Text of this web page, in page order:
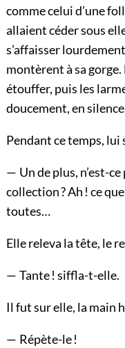
comme celui d’une
allaient céder sous
s’affaisser
montèrent à sa
étouffer, puis les
doucement, en
Pendant ce temps, lui
— Un de plus, n’est-
collection ? Ah ! ce
toutes…
Elle releva la tête, le
— Tante ! siffla-t-elle.
Il fut sur elle, la main
— Répète-le !